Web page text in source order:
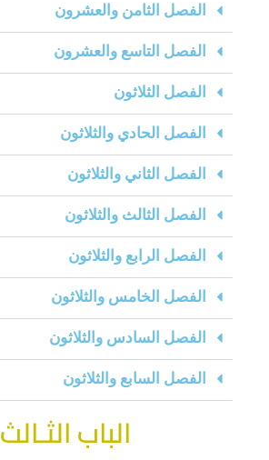
الفصل الثامن والعشرون
الفصل التاسع والعشرون
الفصل الثلاثون
الفصل الحادي والثلاثون
الفصل الثاني والثلاثون
الفصل الثالث والثلاثون
الفصل الرابع والثلاثون
الفصل الخامس والثلاثون
الفصل السادس والثلاثون
الفصل السابع والثلاثون
الباب الثـالث